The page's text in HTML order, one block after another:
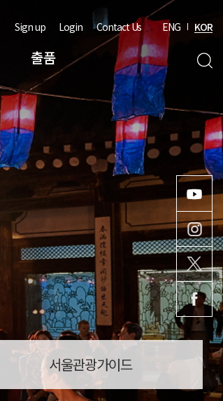
출품
Sign up Login Contact Us ENG KOR
서울관광가이드